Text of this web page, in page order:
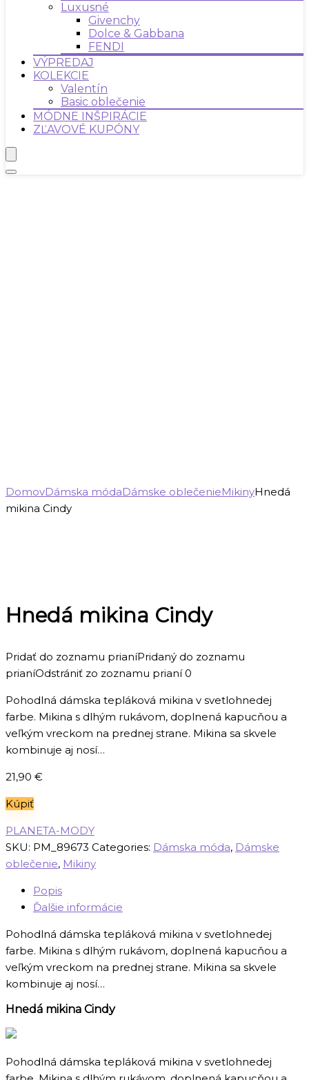
Luxusné
Givenchy
Dolce & Gabbana
FENDI
VÝPREDAJ
KOLEKCIE
Valentín
Basic oblečenie
MÓDNE INŠPIRÁCIE
ZĽAVOVÉ KUPÓNY
DomovDámska módaDámske oblečenieMikinyHnedá
mikina Cindy
Hnedá mikina Cindy
Pridať do zoznamu prianíPridaný do zoznamu
prianíOdstrániť zo zoznamu prianí 0
Pohodlná dámska tepláková mikina v svetlohnedej
farbe. Mikina s dlhým rukávom, doplnená kapucňou a
veľkým vreckom na prednej strane. Mikina sa skvele
kombinuje aj nosí…
21,90 €
Kúpiť
PLANETA-MODY
SKU: PM_89673 Categories: Dámska móda, Dámske
oblečenie, Mikiny
Popis
Ďalšie informácie
Pohodlná dámska tepláková mikina v svetlohnedej
farbe. Mikina s dlhým rukávom, doplnená kapucňou a
veľkým vreckom na prednej strane. Mikina sa skvele
kombinuje aj nosí…
Hnedá mikina Cindy
Pohodlná dámska tepláková mikina v svetlohnedej